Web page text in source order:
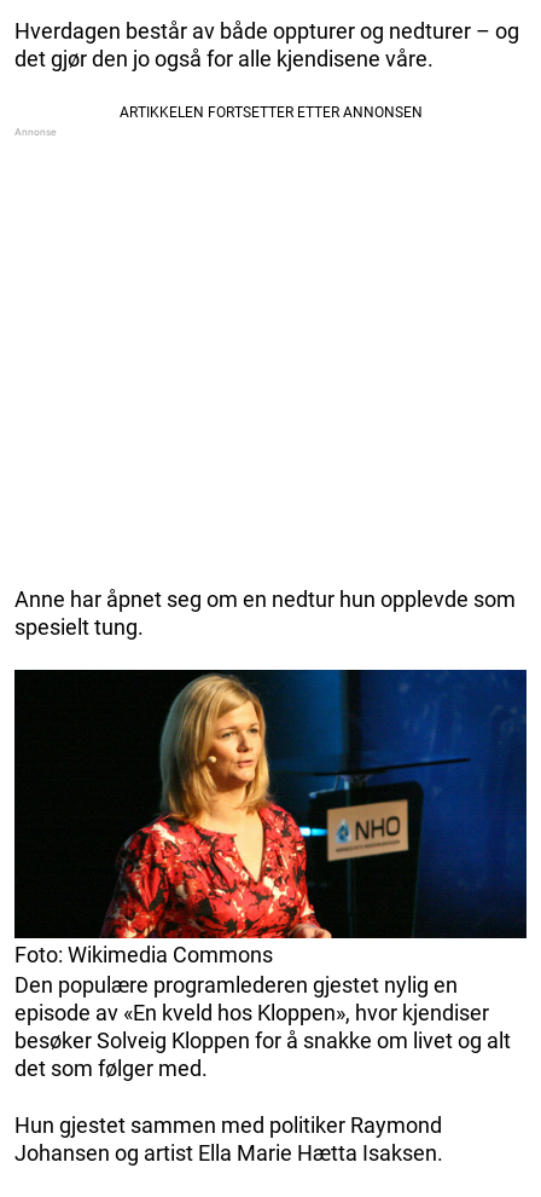
Hverdagen består av både oppturer og nedturer – og
det gjør den jo også for alle kjendisene våre.
Anne har åpnet seg om en nedtur hun opplevde som
spesielt tung.
Foto: Wikimedia Commons
Den populære programlederen gjestet nylig en
episode av «En kveld hos Kloppen», hvor kjendiser
besøker Solveig Kloppen for å snakke om livet og alt
det som følger med.
Hun gjestet sammen med politiker Raymond
Johansen og artist Ella Marie Hætta Isaksen.